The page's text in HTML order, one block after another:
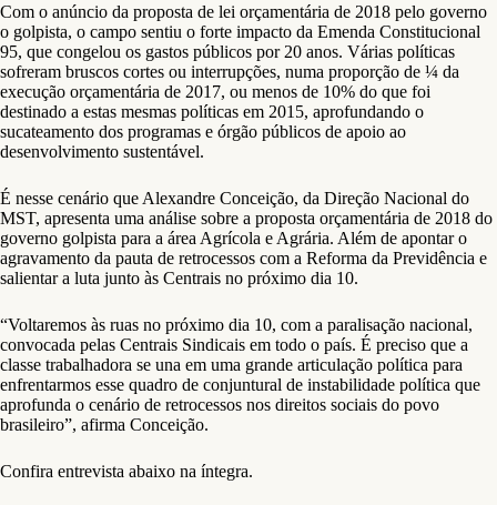
Com o anúncio da proposta de lei orçamentária de 2018 pelo governo
o golpista, o campo sentiu o forte impacto da Emenda Constitucional
95, que congelou os gastos públicos por 20 anos. Várias políticas
sofreram bruscos cortes ou interrupções, numa proporção de ¼ da
execução orçamentária de 2017, ou menos de 10% do que foi
destinado a estas mesmas políticas em 2015, aprofundando o
sucateamento dos programas e órgão públicos de apoio ao
desenvolvimento sustentável.
É nesse cenário que Alexandre Conceição, da Direção Nacional do
MST, apresenta uma análise sobre a proposta orçamentária de 2018 do
governo golpista para a área Agrícola e Agrária. Além de apontar o
agravamento da pauta de retrocessos com a Reforma da Previdência e
salientar a luta junto às Centrais no próximo dia 10.
“Voltaremos às ruas no próximo dia 10, com a paralisação nacional,
convocada pelas Centrais Sindicais em todo o país. É preciso que a
classe trabalhadora se una em uma grande articulação política para
enfrentarmos esse quadro de conjuntural de instabilidade política que
aprofunda o cenário de retrocessos nos direitos sociais do povo
brasileiro”, afirma Conceição.
Confira entrevista abaixo na íntegra.